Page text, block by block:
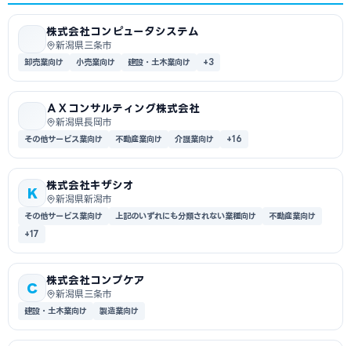
株式会社コンピュータシステム
新潟県三条市
卸売業向け 小売業向け 建設・土木業向け +3
ＡＸコンサルティング株式会社
新潟県長岡市
その他サービス業向け 不動産業向け 介護業向け +16
K
株式会社キザシオ
新潟県新潟市
その他サービス業向け 上記のいずれにも分類されない業種向け
不動産業向け
+17
C
株式会社コンプケア
新潟県三条市
建設・土木業向け 製造業向け